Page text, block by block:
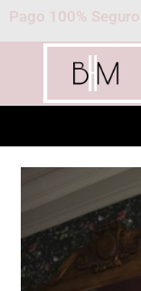
Pago 100% Seguro